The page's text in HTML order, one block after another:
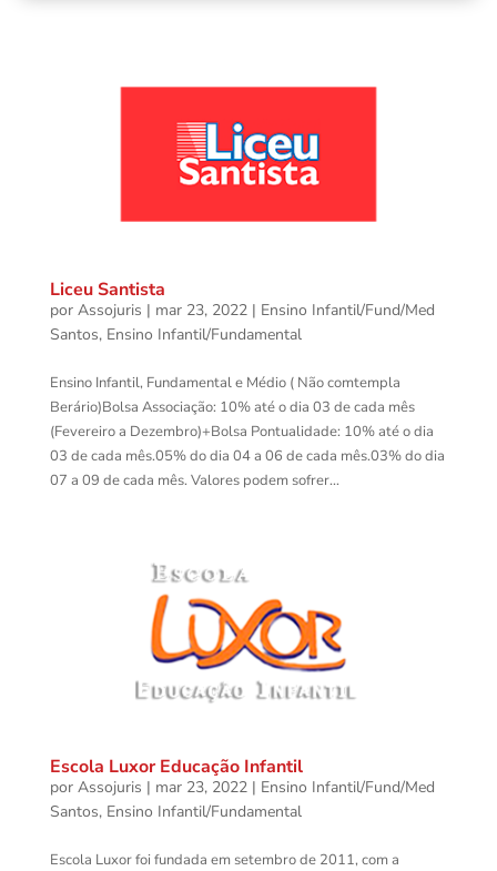
Liceu Santista
por Assojuris | mar 23, 2022| Ensino Infantil/Fund/Med
Santos, Ensino Infantil/Fundamental
Ensino Infantil, Fundamental e Médio ( Não comtempla
Berário)Bolsa Associação: 10% até o dia 03 de cada mês
(Fevereiro a Dezembro)+Bolsa Pontualidade: 10% até o dia
03 de cada mês.05% do dia 04 a 06 de cada mês.03% do dia
07 a 09 de cada mês. Valores podem sofrer...
Escola Luxor Educação Infantil
por Assojuris | mar 23, 2022| Ensino Infantil/Fund/Med
Santos, Ensino Infantil/Fundamental
Escola Luxor foi fundada em setembro de 2011, com a